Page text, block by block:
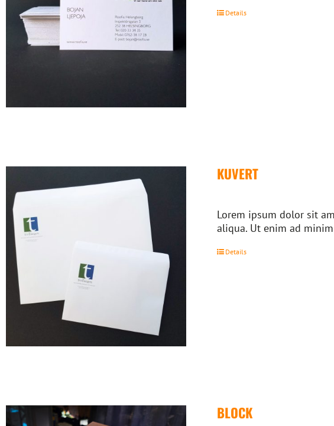
Details
KUVERT
Lorem ipsum dolor sit
aliqua. Ut enim ad
Details
BLOCK